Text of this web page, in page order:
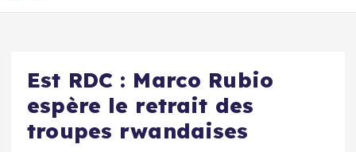
o
Est RDC : Marco Rubio
espère le retrait des
troupes rwandaises